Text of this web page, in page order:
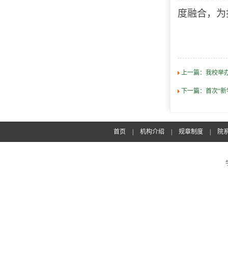
度融合，
上一篇： 我校举
下一篇： 首次“
首页 机构介绍 规章制度 院